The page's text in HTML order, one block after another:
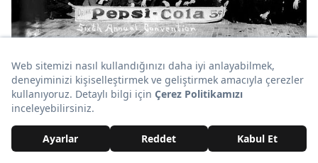
sindirime yardımcı olacak bir içecek geliştirdi. Ona
'Brad'in İçeceği' adını verdi ancak 5 yıl sonra adını
Pepsi-Cola olarak değiştirdi. 1904 yılına gelindiğinde
içeceğin satışları yılda 19.848 galona yükseldi.